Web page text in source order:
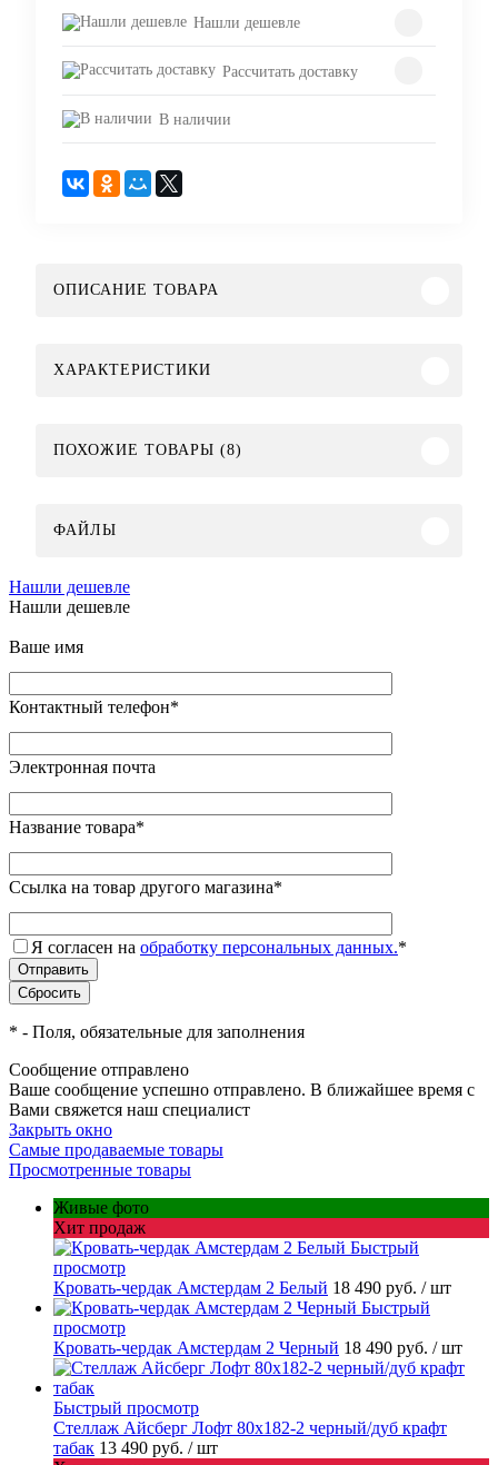
Нашли дешевле
Рассчитать доставку
В наличии
ОПИСАНИЕ ТОВАРА
ХАРАКТЕРИСТИКИ
ПОХОЖИЕ ТОВАРЫ (8)
ФАЙЛЫ
Нашли дешевле
Нашли дешевле
Ваше имя
Контактный телефон*
Электронная почта
Название товара*
Ссылка на товар другого магазина*
Я согласен на обработку персональных данных.*
* - Поля, обязательные для заполнения
Сообщение отправлено
Ваше сообщение успешно отправлено. В ближайшее время с
Вами свяжется наш специалист
Закрыть окно
Самые продаваемые товары
Просмотренные товары
Живые фото
Хит продаж
Быстрый
просмотр
Кровать-чердак Амстердам 2 Белый 18 490 руб. / шт
Быстрый
просмотр
Кровать-чердак Амстердам 2 Черный 18 490 руб. / шт
Быстрый просмотр
Стеллаж Айсберг Лофт 80х182-2 черный/дуб крафт
табак 13 490 руб. / шт